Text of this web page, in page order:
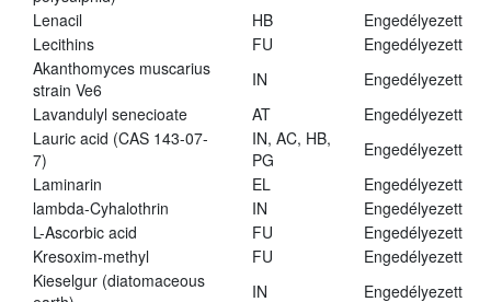
Lenacil
HB
Engedélyezett
Lecithins
FU
Engedélyezett
Akanthomyces muscarius
strain Ve6
IN
Engedélyezett
Lavandulyl senecioate
AT
Engedélyezett
Lauric acid (CAS 143-07-
7)
IN, AC, HB,
PG
Engedélyezett
Laminarin
EL
Engedélyezett
lambda-Cyhalothrin
IN
Engedélyezett
L-Ascorbic acid
FU
Engedélyezett
Kresoxim-methyl
FU
Engedélyezett
Kieselgur (diatomaceous
IN Engedélyezett